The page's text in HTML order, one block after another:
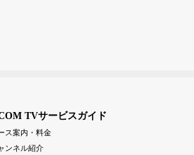
TVサービスガイド
ス案内・料金
ンネル紹介